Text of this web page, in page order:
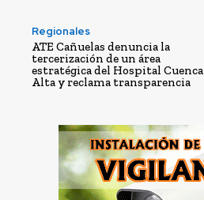
Regionales
ATE Cañuelas denuncia la
tercerización de un área
estratégica del Hospital Cuenca
Alta y reclama transparencia